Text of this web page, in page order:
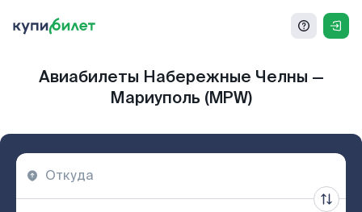
Авиабилеты Набережные Челны —
Мариуполь (MPW)